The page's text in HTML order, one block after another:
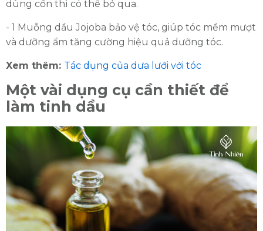
dùng cồn thì có thể bỏ qua.
- 1 Muỗng dầu Jojoba bảo vệ tóc, giúp tóc mềm mượt
và dưỡng ẩm tăng cường hiệu quả dưỡng tóc.
Xem thêm: Tác dụng của dưa lưới với tóc
Một vài dụng cụ cần thiết để
làm tinh dầu